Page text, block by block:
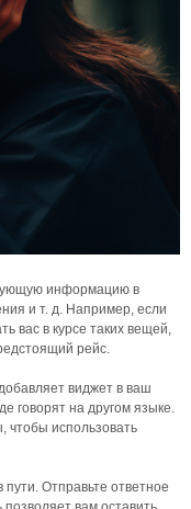
информацию в
и т. д. Например, если
вас в курсе таких вещей,
рейс.
виджет в ваш
говорят на другом языке.
чтобы использовать
Отправьте ответное